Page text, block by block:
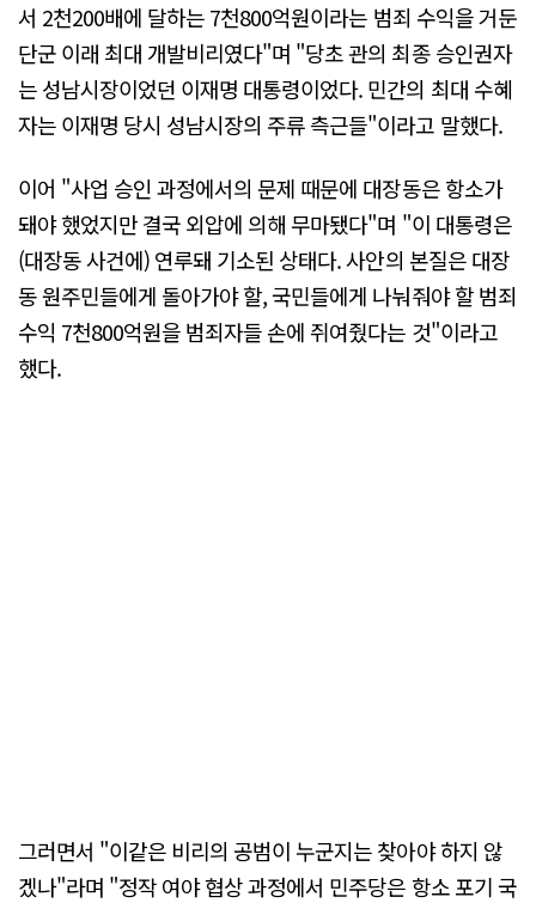
서 2천200배에 달하는 7천800억원이라는 범죄 수익을 거둔
단군 이래 최대 개발비리였다"며 "당초 관의 최종 승인권자
는 성남시장이었던 이재명 대통령이었다. 민간의 최대 수혜
자는 이재명 당시 성남시장의 주류 측근들"이라고 말했다.
이어 "사업 승인 과정에서의 문제 때문에 대장동은 항소가
돼야 했었지만 결국 외압에 의해 무마됐다"며 "이 대통령은
(대장동 사건에) 연루돼 기소된 상태다. 사안의 본질은 대장
동 원주민들에게 돌아가야 할, 국민들에게 나눠줘야 할 범죄
수익 7천800억원을 범죄자들 손에 쥐여줬다는 것"이라고
했다.
그러면서 "이같은 비리의 공범이 누군지는 찾아야 하지 않
겠나"라며 "정작 여야 협상 과정에서 민주당은 항소 포기 국